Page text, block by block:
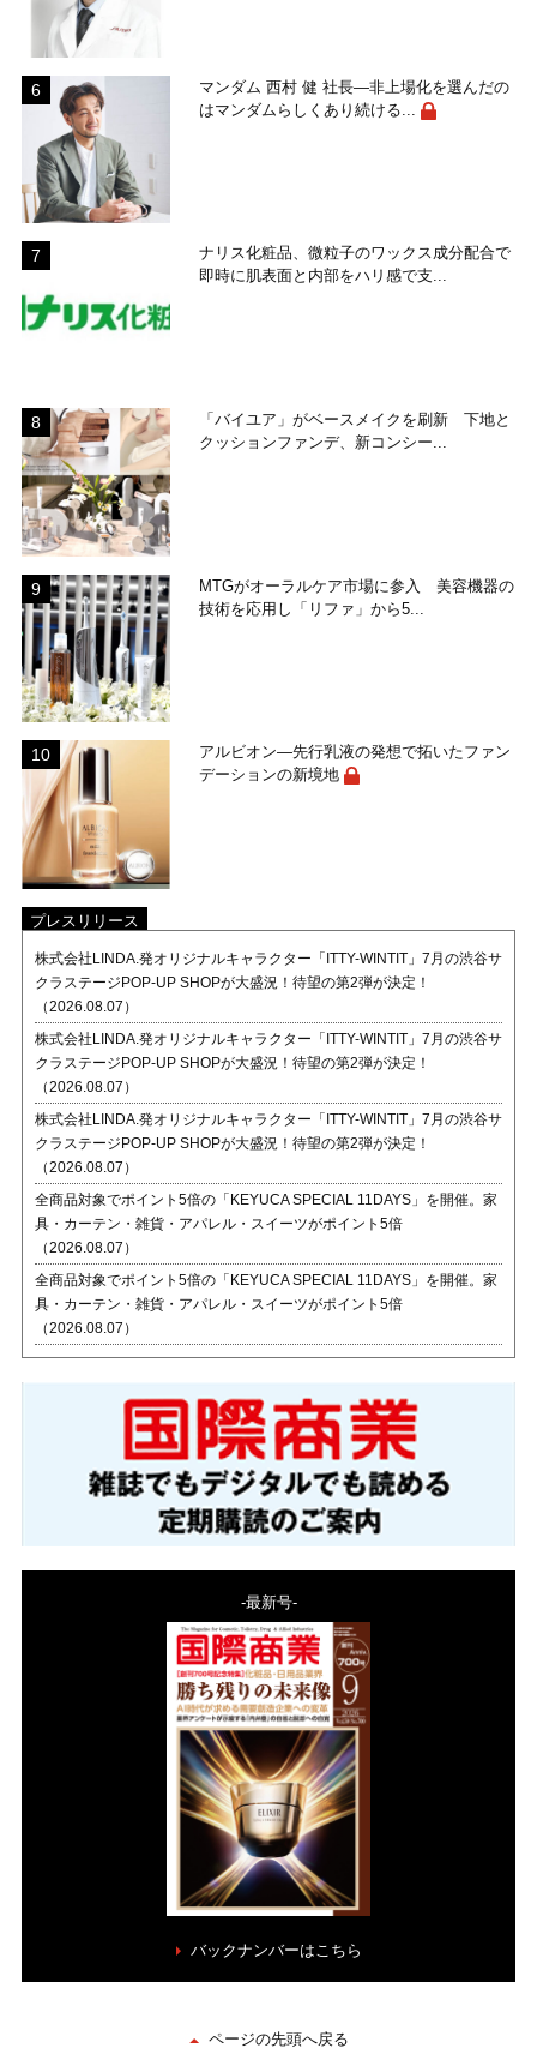
マンダム 西村 健 社長―非上場化を選んだの
はマンダムらしくあり続ける...
ナリス化粧品、微粒子のワックス成分配合で
即時に肌表面と内部をハリ感で支...
「バイユア」がベースメイクを刷新 下地と
クッションファンデ、新コンシー...
MTGがオーラルケア市場に参入 美容機器の
技術を応用し「リファ」から5...
アルビオン―先行乳液の発想で拓いたファン
デーションの新境地
プレスリリース
株式会社LINDA.発オリジナルキャラクター「ITTY-WINTIT」7月の渋谷サ
クラステージPOP-UP SHOPが大盛況！待望の第2弾が決定！
（2026.08.07）
株式会社LINDA.発オリジナルキャラクター「ITTY-WINTIT」7月の渋谷サ
クラステージPOP-UP SHOPが大盛況！待望の第2弾が決定！
（2026.08.07）
株式会社LINDA.発オリジナルキャラクター「ITTY-WINTIT」7月の渋谷サ
クラステージPOP-UP SHOPが大盛況！待望の第2弾が決定！
（2026.08.07）
全商品対象でポイント5倍の「KEYUCA SPECIAL 11DAYS」を開催。家
具・カーテン・雑貨・アパレル・スイーツがポイント5倍
（2026.08.07）
全商品対象でポイント5倍の「KEYUCA SPECIAL 11DAYS」を開催。家
具・カーテン・雑貨・アパレル・スイーツがポイント5倍
（2026.08.07）
-最新号-
バックナンバーはこちら
ページの先頭へ戻る